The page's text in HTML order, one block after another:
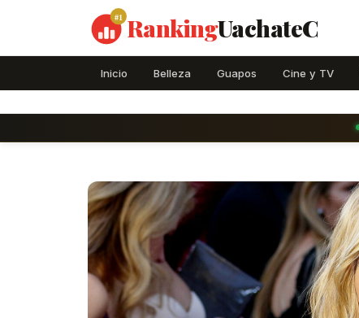
#1 RankingUachateC
Inicio Belleza Guapos Cine y TV